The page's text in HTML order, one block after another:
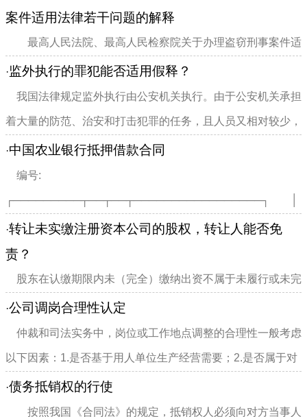
案件适用法律若干问题的解释
最高人民法院、最高人民检察院关于办理盗窃刑事案件适
用法律若干问题的解释 状态:有效...
·监外执行的罪犯能否适用假释？
我国法律规定监外执行由公安机关执行。由于公安机关承担
着大量的防范、治安和打击犯罪的任务，且人员又相对较少，
难于抽出专门人员对监外...
·中国农业银行抵押借款合同
编号:
┌─────────┬──┬──┬─────────────────┐ │
借款单位（户） │ │住址│ ...
·转让未实缴注册资本公司的股权，转让人能否免
责？
股东在认缴期限内未（完全）缴纳出资不属于未履行或未完
全履行出资义务。认缴的股份实质上是股东对公司承担的负有
期限利益的债务，当股权...
·公司调岗合理性认定
仲裁和司法实务中，岗位或工作地点调整的合理性一般考虑
以下因素：1.是否基于用人单位生产经营需要；2.是否属于对
劳动合同约定的较大...
·债务抵销权的行使
按照我国《合同法》的规定，抵销权人必须向对方当事人